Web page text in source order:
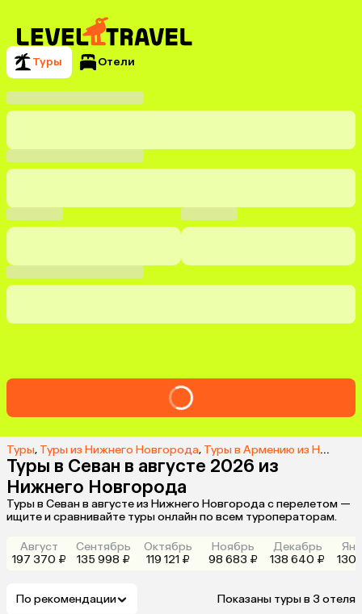
Туры Отели
Туры, Туры из Нижнего Новгорода, Туры в Армению из Нижнего Новгорода
Туры в Севан в августе 2026 из
Нижнего Новгорода
Туры в Севан в августе из Нижнего Новгорода с перелетом —
ищите и сравнивайте туры онлайн по всем туроператорам.
Август
197 370 ₽
Сентябрь
135 998 ₽
Октябрь
119 121 ₽
Ноябрь
98 683 ₽
Декабрь
138 640 ₽
130
По рекомендации Показаны туры в 3 отеля